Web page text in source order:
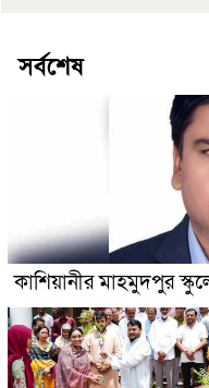
সর্বশেষ
কাশিয়ানীর মাহমুদপুর